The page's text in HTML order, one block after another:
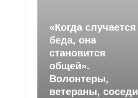
«Когда случается
беда, она
становится
общей».
Волонтеры,
ветераны, соседи